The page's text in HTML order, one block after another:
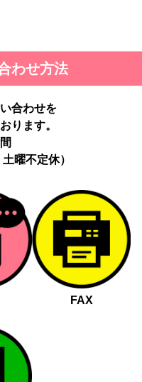
わせ方法
合わせを
ります。
間
曜不定休）
FAX